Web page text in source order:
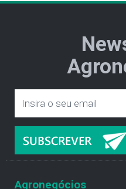
Agronegócios